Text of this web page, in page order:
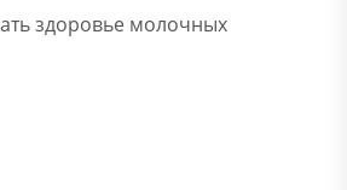
здоровье молочных